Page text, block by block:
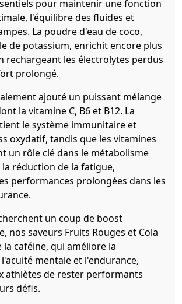
pour maintenir une fonction
l'équilibre des fluides et
La poudre d'eau de coco,
de potassium, enrichit encore plus
rechargeant les électrolytes perdus
prolongé.
ajouté un puissant mélange
la vitamine C, B6 et B12. La
le système immunitaire et
oxydatif, tandis que les vitamines
un rôle clé dans le métabolisme
réduction de la fatigue,
performances prolongées dans les
un coup de boost
nos saveurs Fruits Rouges et Cola
caféine, qui améliore la
mentale et l'endurance,
athlètes de rester performants
défis.